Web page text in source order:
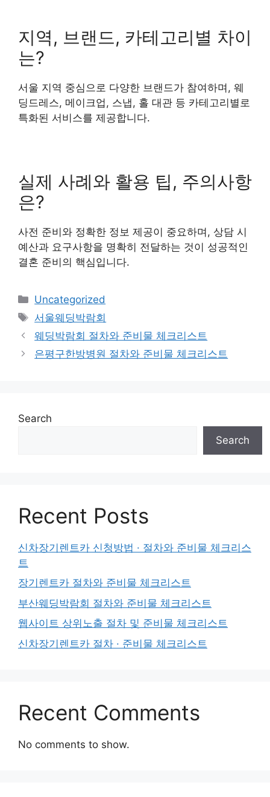
지역, 브랜드, 카테고리별 차이
는?
서울 지역 중심으로 다양한 브랜드가 참여하며, 웨
딩드레스, 메이크업, 스냅, 홀 대관 등 카테고리별로
특화된 서비스를 제공합니다.
실제 사례와 활용 팁, 주의사항
은?
사전 준비와 정확한 정보 제공이 중요하며, 상담 시
예산과 요구사항을 명확히 전달하는 것이 성공적인
결혼 준비의 핵심입니다.
Categories
Uncategorized
Tags
서울웨딩박람회
웨딩박람회 절차와 준비물 체크리스트
은평구한방병원 절차와 준비물 체크리스트
Search
Search
Recent Posts
신차장기렌트카 신청방법 · 절차와 준비물 체크리스
트
장기렌트카 절차와 준비물 체크리스트
부산웨딩박람회 절차와 준비물 체크리스트
웹사이트 상위노출 절차 및 준비물 체크리스트
신차장기렌트카 절차 · 준비물 체크리스트
Recent Comments
No comments to show.